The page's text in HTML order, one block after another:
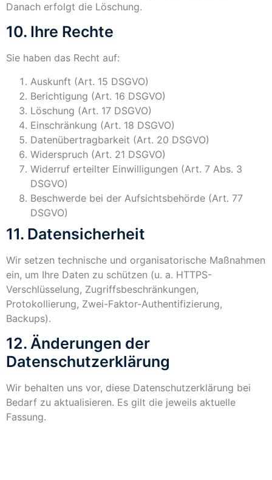
Danach erfolgt die Löschung.
10. Ihre Rechte
Sie haben das Recht auf:
Auskunft (Art. 15 DSGVO)
Berichtigung (Art. 16 DSGVO)
Löschung (Art. 17 DSGVO)
Einschränkung (Art. 18 DSGVO)
Datenübertragbarkeit (Art. 20 DSGVO)
Widerspruch (Art. 21 DSGVO)
Widerruf erteilter Einwilligungen (Art. 7 Abs. 3
DSGVO)
Beschwerde bei der Aufsichtsbehörde (Art. 77
DSGVO)
11. Datensicherheit
Wir setzen technische und organisatorische Maßnahmen
ein, um Ihre Daten zu schützen (u. a. HTTPS-
Verschlüsselung, Zugriffsbeschränkungen,
Protokollierung, Zwei-Faktor-Authentifizierung,
Backups).
12. Änderungen der
Datenschutzerklärung
Wir behalten uns vor, diese Datenschutzerklärung bei
Bedarf zu aktualisieren. Es gilt die jeweils aktuelle
Fassung.